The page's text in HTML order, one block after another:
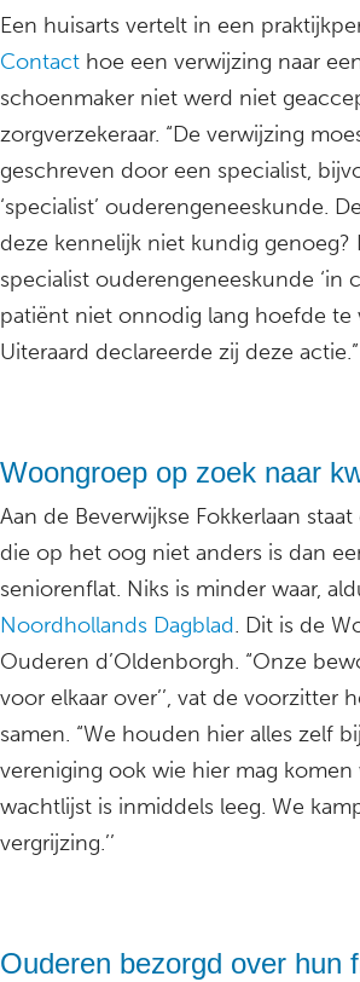
Een huisarts vertelt in een
Contact hoe een verwijzing naar
schoenmaker niet werd niet
zorgverzekeraar. “De verwijzing
geschreven door een specialist,
‘specialist’ ouderengeneeskunde.
deze kennelijk niet kundig genoeg?
specialist ouderengeneeskunde ‘in
patiënt niet onnodig lang hoefde te
Uiteraard declareerde zij deze actie.”
Woongroep op zoek naar
Aan de Beverwijkse Fokkerlaan
die op het oog niet anders is dan
seniorenflat. Niks is minder waar,
Noordhollands Dagblad. Dit is de
Ouderen d’Oldenborgh. “Onze
voor elkaar over’’, vat de voorzitter
samen. “We houden hier alles zelf
vereniging ook wie hier mag komen
wachtlijst is inmiddels leeg. We
vergrijzing.’’
Ouderen bezorgd over hun